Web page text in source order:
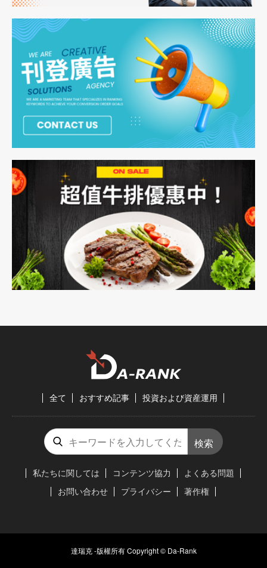
全て おすすめ記事 投資および資産運用
検索
私たちに関しては コンテンツ協力
よくある問題
お問い合わせ
プライバシー 著作権
達瑞克 -版權所有 Copyright © Da-Rank